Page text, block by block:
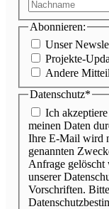
Abonnieren:
Unser
Projekte-
Andere
Datenschutz*
Ich
meinen Daten
Ihre E-Mail wird
genannten
Anfrage
unserer
Vorschriften.